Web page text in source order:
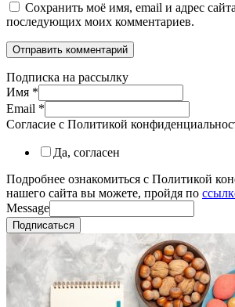
Сохранить моё имя, email и адрес
последующих моих комментариев.
Подписка на рассылку
Имя *
Email *
Согласие с Политикой
Да, согласен
Подробнее ознакомиться с Политикой
нашего сайта вы можете, пройдя по
Message
Подписаться